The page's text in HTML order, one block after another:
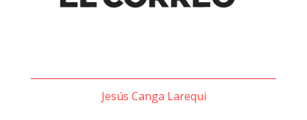
Jesús Canga Larequi